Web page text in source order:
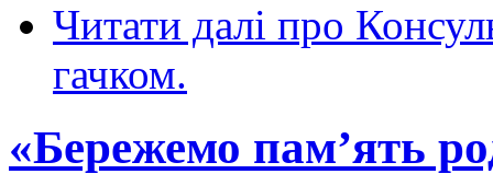
Читати далі про
гачком.
«Бережемо пам’ять